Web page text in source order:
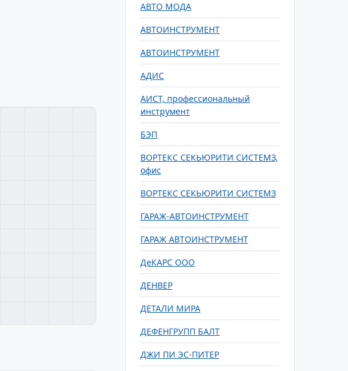
АВТО МОДА
АВТОИНСТРУМЕНТ
АВТОИНСТРУМЕНТ
АДИС
АИСТ, профессиональный
инструмент
БЭП
ВОРТЕКС СЕКЬЮРИТИ СИСТЕМЗ,
офис
ВОРТЕКС СЕКЬЮРИТИ СИСТЕМЗ
ГАРАЖ-АВТОИНСТРУМЕНТ
ГАРАЖ АВТОИНСТРУМЕНТ
ДеКАРС ООО
ДЕНВЕР
ДЕТАЛИ МИРА
ДЕФЕНГРУПП БАЛТ
ДЖИ ПИ ЭС-ПИТЕР